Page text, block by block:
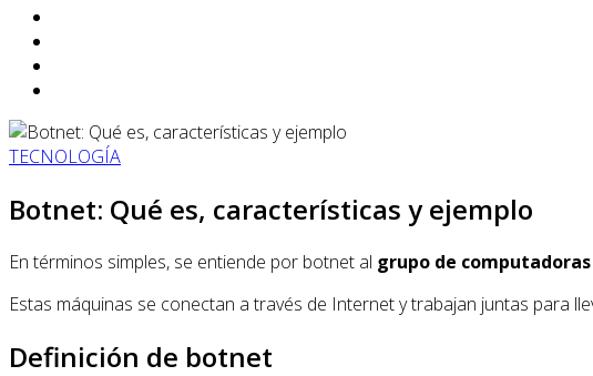
TECNOLOGÍA
Botnet: Qué es, características y ejemplo
En términos simples, se entiende por botnet al grupo de
Estas máquinas se conectan a través de Internet y trabajan juntas para
Definición de botnet